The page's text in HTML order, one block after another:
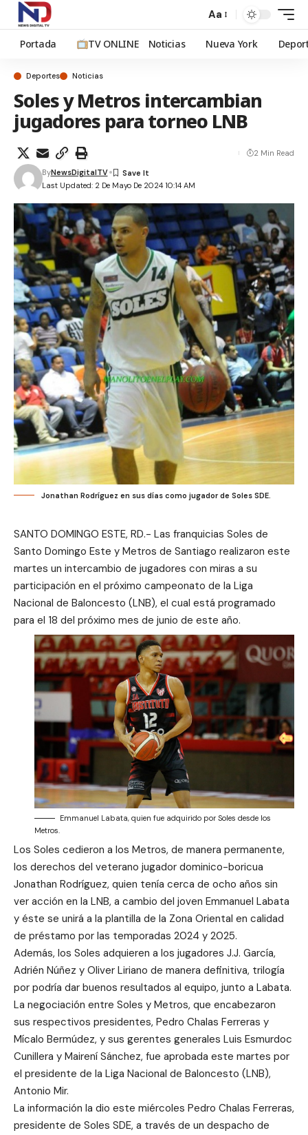
Aa
Portada TV ONLINE Noticias Nueva York
Deportes Noticias
Soles y Metros intercambian
jugadores para torneo LNB
Last Updated: 2 De Mayo De 2024 10:14 AM
ByNewsDigitalTV
2 Min Read
Jonathan Rodríguez en sus días como jugador de Soles SDE.
SANTO DOMINGO ESTE, RD.- Las franquicias Soles de
Santo Domingo Este y Metros de Santiago realizaron este
martes un intercambio de jugadores con miras a su
participación en el próximo campeonato de la Liga
Nacional de Baloncesto (LNB), el cual está programado
para el 18 del próximo mes de junio de este año.
Emmanuel Labata, quien fue adquirido por Soles desde los
Metros.
Los Soles cedieron a los Metros, de manera permanente,
los derechos del veterano jugador dominico-boricua
Jonathan Rodríguez, quien tenía cerca de ocho años sin
ver acción en la LNB, a cambio del joven Emmanuel Labata
y éste se unirá a la plantilla de la Zona Oriental en calidad
de préstamo por las temporadas 2024 y 2025.
Además, los Soles adquieren a los jugadores J.J. García,
Adrién Núñez y Oliver Liriano de manera definitiva, trilogía
por podría dar buenos resultados al equipo, junto a Labata.
La negociación entre Soles y Metros, que encabezaron
sus respectivos presidentes, Pedro Chalas Ferreras y
Mícalo Bermúdez, y sus gerentes generales Luis Esmurdoc
Cunillera y Mairení Sánchez, fue aprobada este martes por
el presidente de la Liga Nacional de Baloncesto (LNB),
Antonio Mir.
La información la dio este miércoles Pedro Chalas Ferreras,
presidente de Soles SDE, a través de un despacho de